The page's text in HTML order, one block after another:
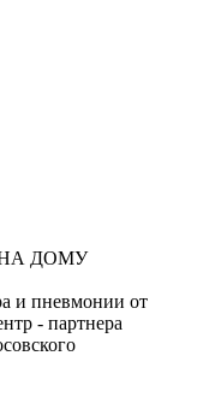
ДОМУ
и пневмонии от
- партнера